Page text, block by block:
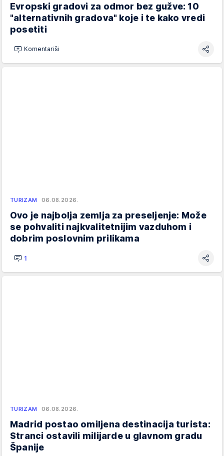
Evropski gradovi za odmor bez gužve: 10
"alternativnih gradova" koje i te kako vredi
posetiti
Komentariši
TURIZAM 06.08.2026.
Ovo je najbolja zemlja za preseljenje: Može
se pohvaliti najkvalitetnijim vazduhom i
dobrim poslovnim prilikama
1
TURIZAM 06.08.2026.
Madrid postao omiljena destinacija turista:
Stranci ostavili milijarde u glavnom gradu
Španije